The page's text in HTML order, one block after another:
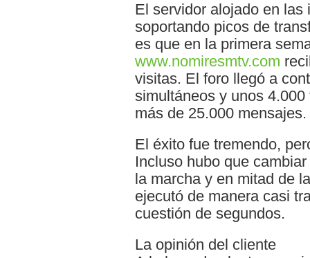
El servidor alojado en
soportando picos de
es que en la primera
www.nomiresmtv.com
visitas. El foro llegó a
simultáneos y unos
más de 25.000 mensajes.
El éxito fue tremendo,
Incluso hubo que
la marcha y en mitad de
ejecutó de manera casi
cuestión de segundos.
La opinión del cliente